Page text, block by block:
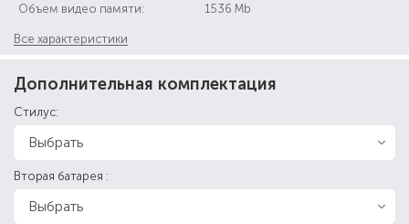
Объем видео памяти: 1536 Mb
Все характеристики
Дополнительная комплектация
Стилус:
Вторая батарея :